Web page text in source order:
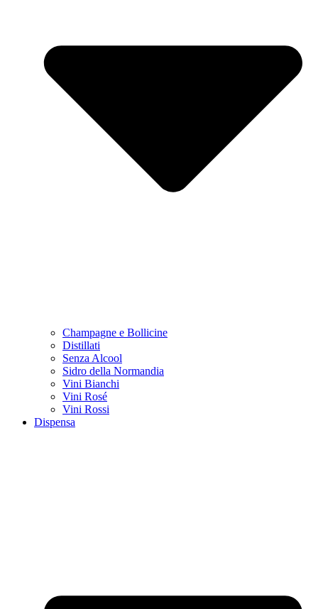
Champagne e Bollicine
Distillati
Senza Alcool
Sidro della Normandia
Vini Bianchi
Vini Rosé
Vini Rossi
Dispensa